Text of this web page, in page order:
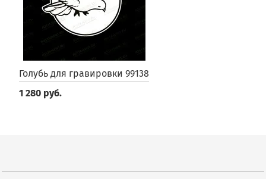
Голубь для гравировки 99138
1 280 руб.